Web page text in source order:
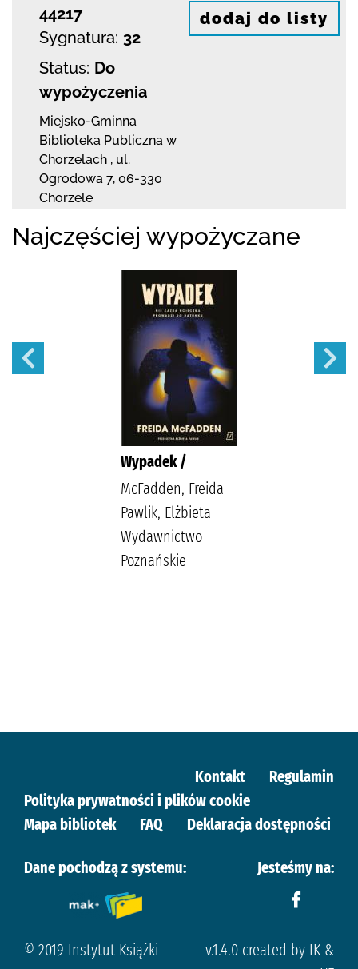
44217
Sygnatura: 32
Status: Do
wypożyczenia
Miejsko-Gminna
Biblioteka Publiczna w
Chorzelach , ul.
Ogrodowa 7, 06-330
Chorzele
dodaj do listy
Najczęściej wypożyczane
Wypadek /
McFadden, Freida
Pawlik, Elżbieta
Wydawnictwo
Poznańskie
Kontakt
Regulamin
Polityka prywatności i plików cookie
Mapa bibliotek
FAQ Deklaracja dostępności
Dane pochodzą z systemu: Jesteśmy na:
© 2019 Instytut Książki
v.1.4.0 created by IK &